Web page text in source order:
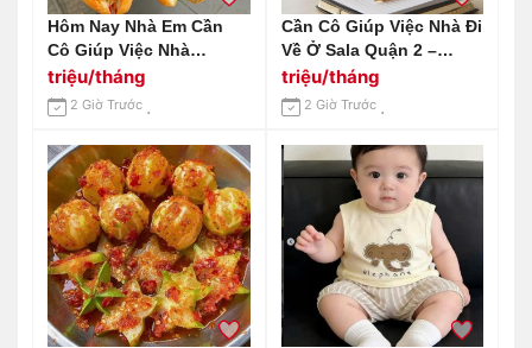
Hôm Nay Nhà Em Cần
Cô Giúp Việc Nhà
Lương Cao Tại Quận 1.
Không Yêu Cầu Kinh
Nghiệm
triệu/tháng
2 Giờ Trước
Cần Cô Giúp Việc Nhà Đi
Về Ở Sala Quận 2 –
Chung Cư. Lương 12tr
triệu/tháng
2 Giờ Trước